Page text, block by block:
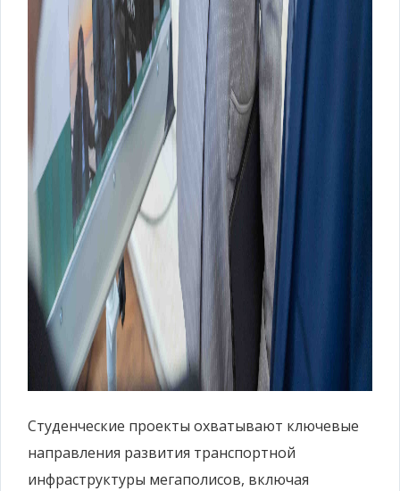
Студенческие проекты охватывают ключевые
направления развития транспортной
инфраструктуры мегаполисов, включая